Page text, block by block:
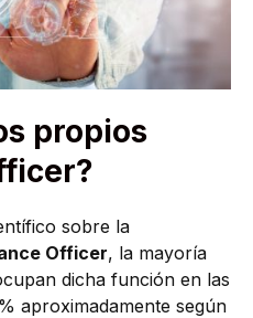
propios
sobre la
Officer, la mayoría
dicha función en las
aproximadamente según